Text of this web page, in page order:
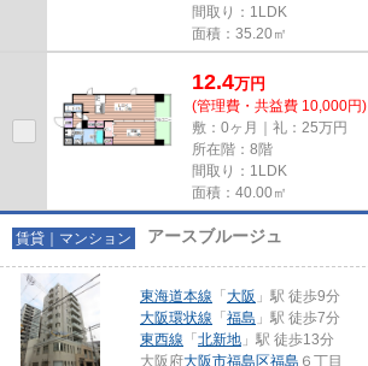
間取り：1LDK
面積：35.20㎡
12.4万円
(管理費・共益費 10,000円)
敷：0ヶ月｜礼：25万円
所在階：8階
間取り：1LDK
面積：40.00㎡
賃貸｜マンション アースブルージュ
東海道本線 「 大阪 」駅 徒歩9分
大阪環状線 「 福島 」駅 徒歩7分
東西線 「 北新地 」駅 徒歩13分
大阪府大阪市福島区福島 ６丁目